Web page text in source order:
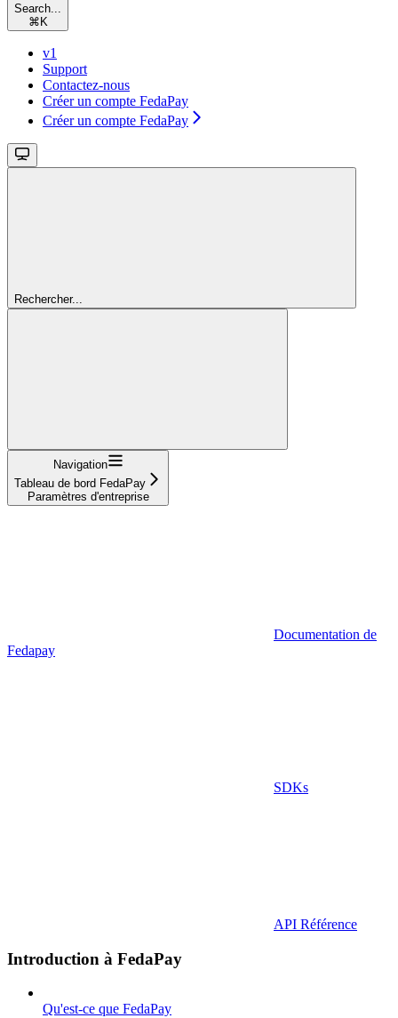
Search...
⌘ K
v1
Support
Contactez-nous
Créer un compte FedaPay
Créer un compte FedaPay
Rechercher...
Navigation
Tableau de bord FedaPay
Paramètres d'entreprise
Documentation de
Fedapay
SDKs
API Référence
Introduction à FedaPay
Qu'est-ce que FedaPay